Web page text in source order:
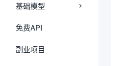
基础模型
免费API
副业项目